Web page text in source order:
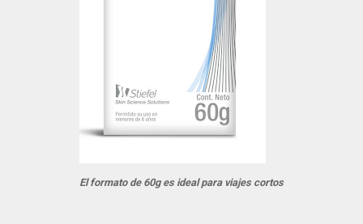
El formato de 60g es ideal para viajes cortos